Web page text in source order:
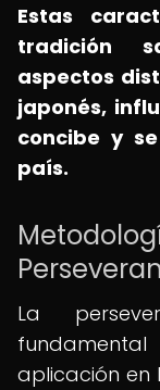
Estas
tradición
aspectos
japonés,
concibe y
país.
La
aplicación en